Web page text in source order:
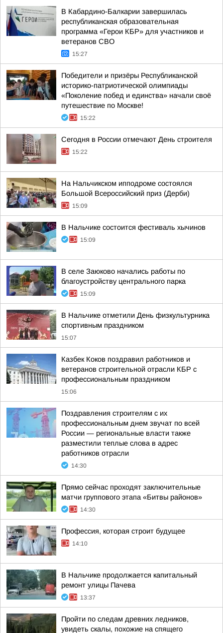
В Кабардино-Балкарии завершилась
республиканская образовательная
программа «Герои КБР» для участников и
ветеранов СВО
15:27
Победители и призёры Республиканской
историко-патриотической олимпиады
«Поколение побед и единства» начали своё
путешествие по Москве!
15:22
Сегодня в России отмечают День строителя
15:22
На Нальчикском ипподроме состоялся
Большой Всероссийский приз (Дерби)
15:09
В Нальчике состоится фестиваль хычинов
15:09
В селе Заюково начались работы по
благоустройству центрального парка
15:09
В Нальчике отметили День физкультурника
спортивным праздником
15:07
Казбек Коков поздравил работников и
ветеранов строительной отрасли КБР с
профессиональным праздником
15:06
Поздравления строителям с их
профессиональным днем звучат по всей
России — региональные власти также
разместили теплые слова в адрес
работников отрасли
14:30
Прямо сейчас проходят заключительные
матчи группового этапа «Битвы районов»
14:30
Профессия, которая строит будущее
14:10
В Нальчике продолжается капитальный
ремонт улицы Пачева
13:37
Пройти по следам древних ледников,
увидеть скалы, похожие на спящего